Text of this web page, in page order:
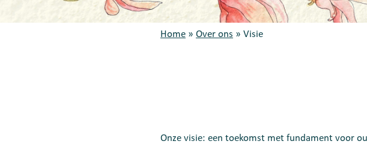
Home » Over ons » Visie
Onze visie: een toekomst met fundament voor